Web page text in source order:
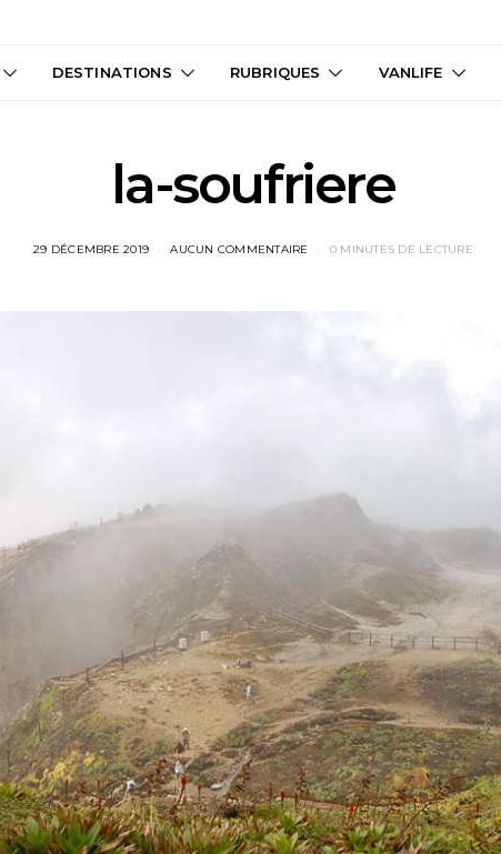
DESTINATIONS RUBRIQUES VANLIFE
la-soufriere
29 DÉCEMBRE 2019 AUCUN COMMENTAIRE 0 MINUTES DE LECTURE